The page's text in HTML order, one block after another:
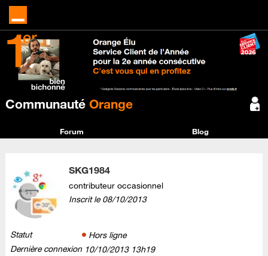
Communauté Orange
Forum Blog
SKG1984
contributeur occasionnel
Inscrit le‎08/10/2013
Statut
Hors ligne
Dernière connexion ‎10/10/2013 13h19